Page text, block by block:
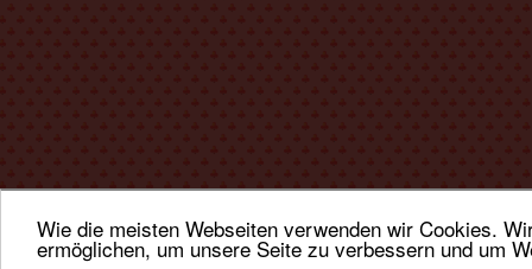
Wie die meisten Webseiten verwenden wir Cookies.
ermöglichen, um unsere Seite zu verbessern und um